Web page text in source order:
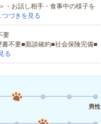
お話し相手・食事中の様子を
つづきを見る
要
不要■面談確約■社会保険完備■
る
男性